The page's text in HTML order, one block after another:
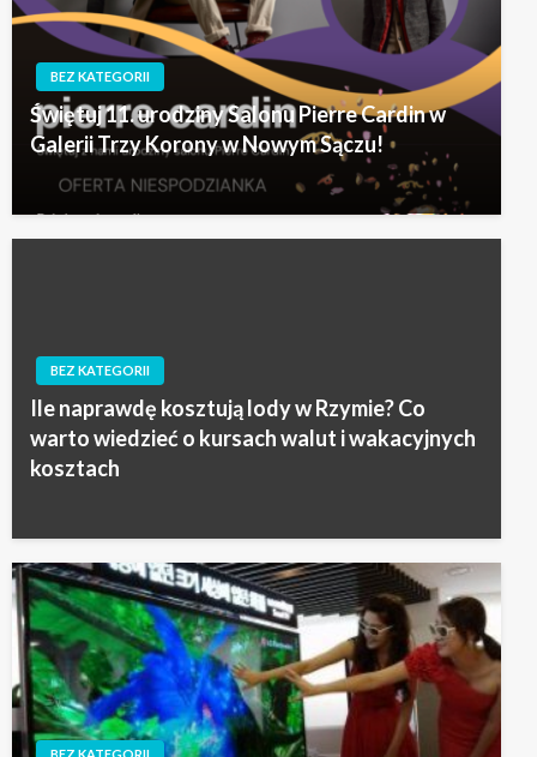
BEZ KATEGORII
Świętuj 11. urodziny Salonu Pierre Cardin w
Galerii Trzy Korony w Nowym Sączu!
BEZ KATEGORII
Ile naprawdę kosztują lody w Rzymie? Co
warto wiedzieć o kursach walut i wakacyjnych
kosztach